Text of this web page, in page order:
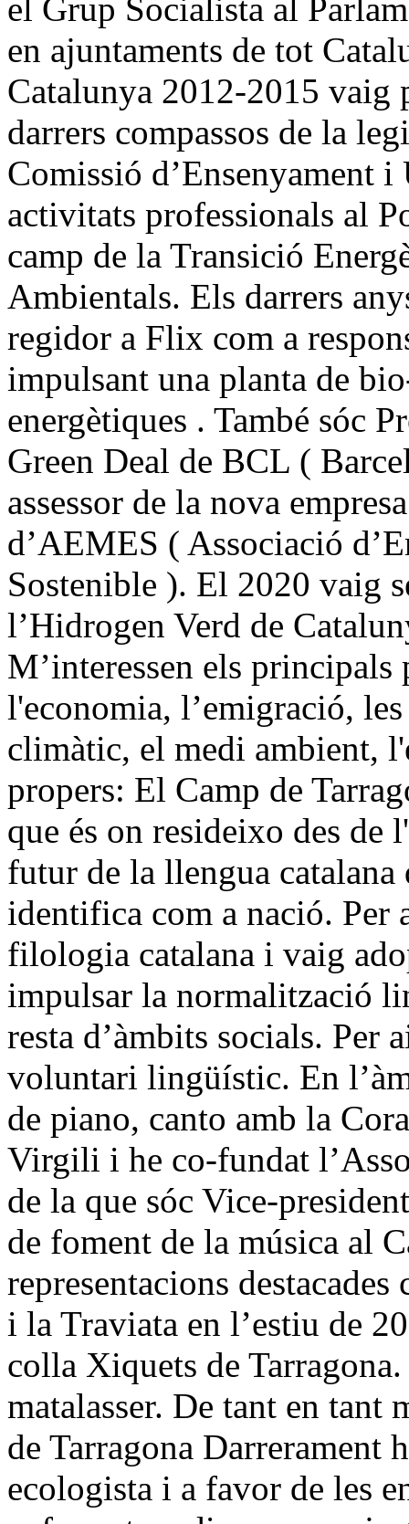
el Grup Socialista al
en ajuntaments de tot
Catalunya 2012-2015 vaig
darrers compassos de la
Comissió d’Ensenyament
activitats professionals al
camp de la Transició
Ambientals. Els darrers
regidor a Flix com a
impulsant una planta de
energètiques . També sóc
Green Deal de BCL (
assessor de la nova
d’AEMES ( Associació
Sostenible ). El 2020 vaig
l’Hidrogen Verd de
M’interessen els
l'economia, l’emigració,
climàtic, el medi ambient,
propers: El Camp de
que és on resideixo des de
futur de la llengua
identifica com a nació.
filologia catalana i vaig
impulsar la normalització
resta d’àmbits socials. Per
voluntari lingüístic. En
de piano, canto amb la
Virgili i he co-fundat
de la que sóc Vice-
de foment de la música al
representacions
i la Traviata en l’estiu de
colla Xiquets de
matalasser. De tant en tant
de Tarragona Darrerament
ecologista i a favor de les